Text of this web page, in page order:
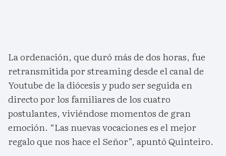
La ordenación, que duró más de dos horas, fue
retransmitida por streaming desde el canal de
Youtube de la diócesis y pudo ser seguida en
directo por los familiares de los cuatro
postulantes, viviéndose momentos de gran
emoción. “Las nuevas vocaciones es el mejor
regalo que nos hace el Señor”, apuntó Quinteiro.